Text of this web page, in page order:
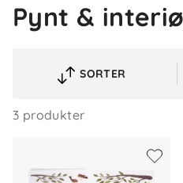
Pynt &
SORTER
3 produkter